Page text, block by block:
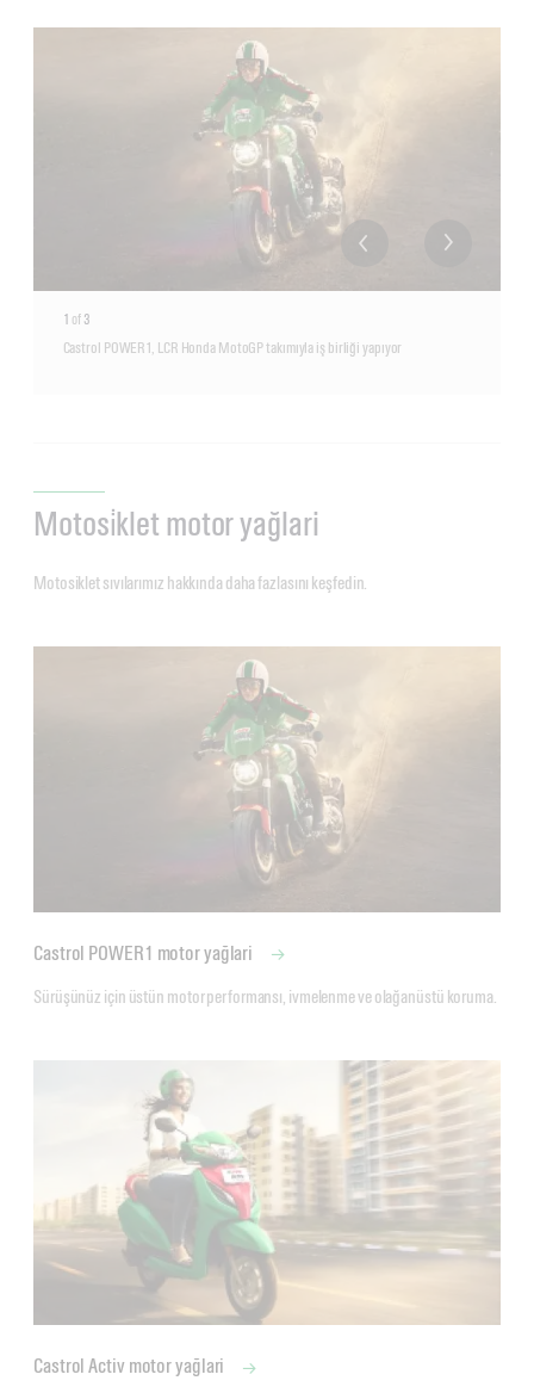
1 of 3
Castrol POWER1, LCR Honda MotoGP takımıyla iş birliği yapıyor
Motosi̇klet motor yağlari
Motosiklet sıvılarımız hakkında daha fazlasını keşfedin.
Castrol POWER1 motor yağlari
Castrol Activ motor yağlari